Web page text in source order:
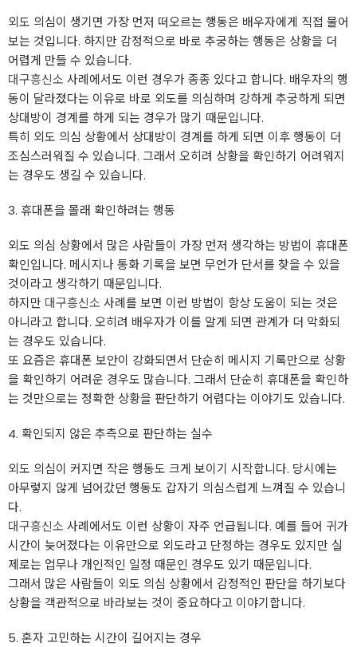
외도 의심이 생기면 가장 먼저 떠오르는 행동은 배우자에게 직접 물어
보는 것입니다. 하지만 감정적으로 바로 추궁하는 행동은 상황을 더
어렵게 만들 수 있습니다.
대구흥신소 사례에서도 이런 경우가 종종 있다고 합니다. 배우자의 행
동이 달라졌다는 이유로 바로 외도를 의심하며 강하게 추궁하게 되면
상대방이 경계를 하게 되는 경우가 많기 때문입니다.
특히 외도 의심 상황에서 상대방이 경계를 하게 되면 이후 행동이 더
조심스러워질 수 있습니다. 그래서 오히려 상황을 확인하기 어려워지
는 경우도 생길 수 있습니다.
3. 휴대폰을 몰래 확인하려는 행동
외도 의심 상황에서 많은 사람들이 가장 먼저 생각하는 방법이 휴대폰
확인입니다. 메시지나 통화 기록을 보면 무언가 단서를 찾을 수 있을
것이라고 생각하기 때문입니다.
하지만 대구흥신소 사례를 보면 이런 방법이 항상 도움이 되는 것은
아니라고 합니다. 오히려 배우자가 이를 알게 되면 관계가 더 악화되
는 경우도 있습니다.
또 요즘은 휴대폰 보안이 강화되면서 단순히 메시지 기록만으로 상황
을 확인하기 어려운 경우도 많습니다. 그래서 단순히 휴대폰을 확인하
는 것만으로는 정확한 상황을 판단하기 어렵다는 이야기도 있습니다.
4. 확인되지 않은 추측으로 판단하는 실수
외도 의심이 커지면 작은 행동도 크게 보이기 시작합니다. 당시에는
아무렇지 않게 넘어갔던 행동도 갑자기 의심스럽게 느껴질 수 있습니
다.
대구흥신소 사례에서도 이런 상황이 자주 언급됩니다. 예를 들어 귀가
시간이 늦어졌다는 이유만으로 외도라고 단정하는 경우도 있지만 실
제로는 업무나 개인적인 일정 때문인 경우도 있기 때문입니다.
그래서 많은 사람들이 외도 의심 상황에서 감정적인 판단을 하기보다
상황을 객관적으로 바라보는 것이 중요하다고 이야기합니다.
5. 혼자 고민하는 시간이 길어지는 경우